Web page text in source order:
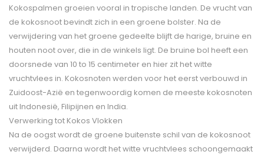
Kokospalmen groeien vooral in tropische landen. De vrucht van
de kokosnoot bevindt zich in een groene bolster. Na de
verwijdering van het groene gedeelte blijft de harige, bruine en
houten noot over, die in de winkels ligt. De bruine bol heeft een
doorsnede van 10 to 15 centimeter en hier zit het witte
vruchtvlees in. Kokosnoten werden voor het eerst verbouwd in
Zuidoost-Azië en tegenwoordig komen de meeste kokosnoten
uit Indonesië, Filipijnen en India.
Verwerking tot Kokos Vlokken
Na de oogst wordt de groene buitenste schil van de kokosnoot
verwijderd. Daarna wordt het witte vruchtvlees schoongemaakt